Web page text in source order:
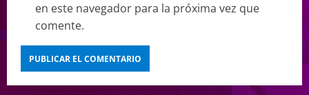
en este navegador para la próxima vez que
comente.